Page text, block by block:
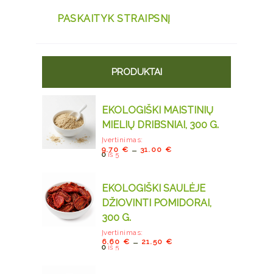
PASKAITYK STRAIPSNĮ
PRODUKTAI
EKOLOGIŠKI MAISTINIŲ
MIELIŲ DRIBSNIAI, 300 G.
Įvertinimas:
0iš 5
9.70 € – 31.00 €
EKOLOGIŠKI SAULĖJE
DŽIOVINTI POMIDORAI,
300 G.
Įvertinimas:
0iš 5
6.60 € – 21.50 €